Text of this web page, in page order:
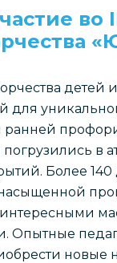
во
детей
для
ранней
в
Более 140
Опытные
новые